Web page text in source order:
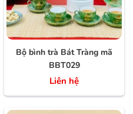
Bộ bình trà Bát Tràng mã
BBT029
Liên hệ